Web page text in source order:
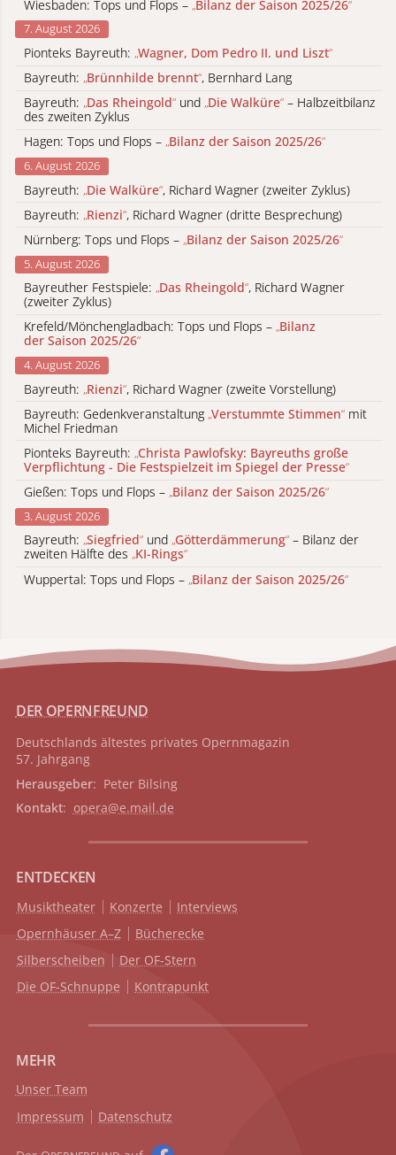
Wiesbaden: Tops und Flops – „Bilanz der Saison 2025/26“
7. August 2026
Pionteks Bayreuth: „Wagner, Dom Pedro II. und Liszt“
Bayreuth: „Brünnhilde brennt“, Bernhard Lang
Bayreuth: „Das Rheingold“ und „Die Walküre“ – Halbzeitbilanz
des zweiten Zyklus
Hagen: Tops und Flops – „Bilanz der Saison 2025/26“
6. August 2026
Bayreuth: „Die Walküre“, Richard Wagner (zweiter Zyklus)
Bayreuth: „Rienzi“, Richard Wagner (dritte Besprechung)
Nürnberg: Tops und Flops – „Bilanz der Saison 2025/26“
5. August 2026
Bayreuther Festspiele: „Das Rheingold“, Richard Wagner
(zweiter Zyklus)
Krefeld/Mönchengladbach: Tops und Flops – „Bilanz
der Saison 2025/26“
4. August 2026
Bayreuth: „Rienzi“, Richard Wagner (zweite Vorstellung)
Bayreuth: Gedenkveranstaltung „Verstummte Stimmen“ mit
Michel Friedman
Pionteks Bayreuth: „Christa Pawlofsky: Bayreuths große
Verpflichtung - Die Festspielzeit im Spiegel der Presse“
Gießen: Tops und Flops – „Bilanz der Saison 2025/26“
3. August 2026
Bayreuth: „Siegfried“ und „Götterdämmerung“ – Bilanz der
zweiten Hälfte des „KI-Rings“
Wuppertal: Tops und Flops – „Bilanz der Saison 2025/26“
DER OPERNFREUND
Deutschlands ältestes privates Opernmagazin
57. Jahrgang
Herausgeber: Peter Bilsing
Kontakt: opera@e.mail.de
ENTDECKEN
Musiktheater Konzerte
Interviews
Opernhäuser A–Z
Bücherecke
Silberscheiben
Der OF-Stern
Die OF-Schnuppe
Kontrapunkt
MEHR
Unser Team
Impressum
Datenschutz